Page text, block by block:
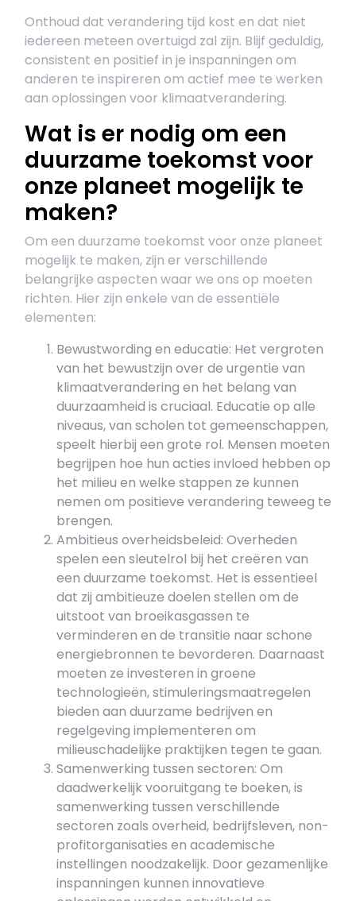
Onthoud dat verandering tijd kost en dat niet
iedereen meteen overtuigd zal zijn. Blijf geduldig,
consistent en positief in je inspanningen om
anderen te inspireren om actief mee te werken
aan oplossingen voor klimaatverandering.
Wat is er nodig om een ​​
duurzame toekomst voor
onze planeet mogelijk te
maken?
Om een duurzame toekomst voor onze planeet
mogelijk te maken, zijn er verschillende
belangrijke aspecten waar we ons op moeten
richten. Hier zijn enkele van de essentiële
elementen:
Bewustwording en educatie: Het vergroten
van het bewustzijn over de urgentie van
klimaatverandering en het belang van
duurzaamheid is cruciaal. Educatie op alle
niveaus, van scholen tot gemeenschappen,
speelt hierbij een grote rol. Mensen moeten
begrijpen hoe hun acties invloed hebben op
het milieu en welke stappen ze kunnen
nemen om positieve verandering teweeg te
brengen.
Ambitieus overheidsbeleid: Overheden
spelen een sleutelrol bij het creëren van
een duurzame toekomst. Het is essentieel
dat zij ambitieuze doelen stellen om de
uitstoot van broeikasgassen te
verminderen en de transitie naar schone
energiebronnen te bevorderen. Daarnaast
moeten ze investeren in groene
technologieën, stimuleringsmaatregelen
bieden aan duurzame bedrijven en
regelgeving implementeren om
milieuschadelijke praktijken tegen te gaan.
Samenwerking tussen sectoren: Om
daadwerkelijk vooruitgang te boeken, is
samenwerking tussen verschillende
sectoren zoals overheid, bedrijfsleven, non-
profitorganisaties en academische
instellingen noodzakelijk. Door gezamenlijke
inspanningen kunnen innovatieve